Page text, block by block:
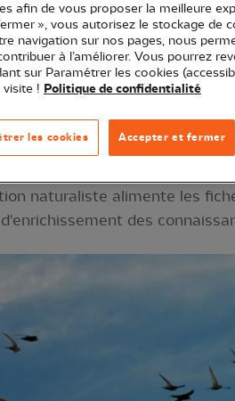
presse
d'observation de la
l'ensemble des espèces
simplifiée, par commune
naturaliste alimente les
des
afin de vous proposer la meilleure
», vous autorisez le stockage de
navigation sur nos pages, nous
à l’améliorer. Vous pourrez
sur Paramétrer les cookies
! Politique de confidentialité
Accepter et fermer
les cookies